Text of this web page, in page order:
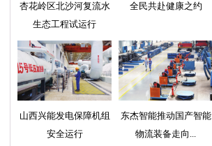
杏花岭区北沙河复流水
生态工程试运行
全民共赴健康之约
山西兴能发电保障机组
安全运行
东杰智能推动国产智能
物流装备走向...